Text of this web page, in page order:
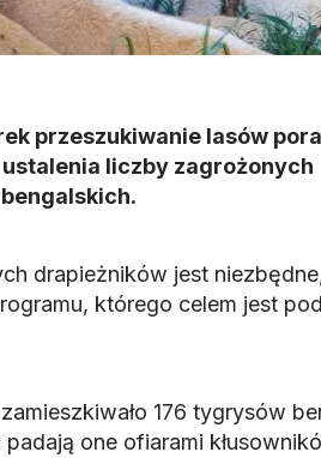
przeszukiwanie lasów
liczby zagrożonych
drapieżników jest
którego celem jest
176 tygrysów
one ofiarami